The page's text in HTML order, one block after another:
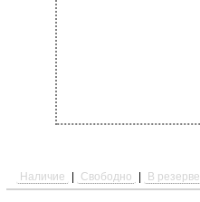
Наличие Свободно В резерве